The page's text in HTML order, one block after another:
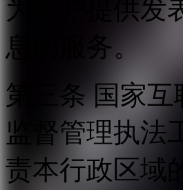
为用户提供发
息的服务。
第三条 国家
监督管理执法
责本行政区域